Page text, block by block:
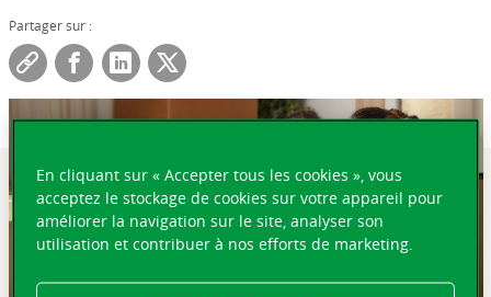
Partager sur :
En cliquant sur « Accepter tous les cookies », vous
acceptez le stockage de cookies sur votre appareil pour
améliorer la navigation sur le site, analyser son
utilisation et contribuer à nos efforts de marketing.